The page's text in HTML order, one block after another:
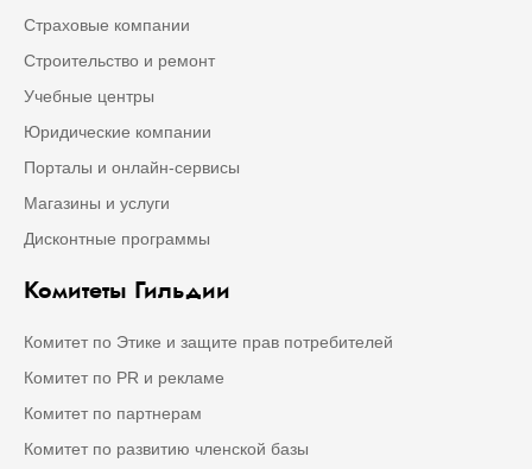
Страховые компании
Строительство и ремонт
Учебные центры
Юридические компании
Порталы и онлайн-сервисы
Магазины и услуги
Дисконтные программы
Комитеты Гильдии
Комитет по Этике и защите прав потребителей
Комитет по PR и рекламе
Комитет по партнерам
Комитет по развитию членской базы